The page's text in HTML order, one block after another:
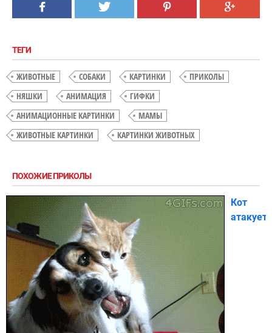
ТЕГИ
ЖИВОТНЫЕ СОБАКИ КАРТИНКИ
ПРИКОЛЫ
НЯШКИ
АНИМАЦИЯ
ГИФКИ
АНИМАЦИОННЫЕ КАРТИНКИ
МАМЫ
ЖИВОТНЫЕ КАРТИНКИ
КАРТИНКИ ЖИВОТНЫХ
ПОХОЖИЕ ПРИКОЛЫ
Кот
атакует